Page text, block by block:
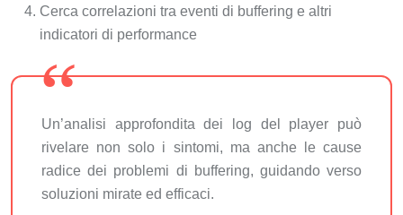
Cerca correlazioni tra eventi di buffering e altri
indicatori di performance
Un’analisi approfondita dei log del player può
rivelare non solo i sintomi, ma anche le cause
radice dei problemi di buffering, guidando verso
soluzioni mirate ed efficaci.